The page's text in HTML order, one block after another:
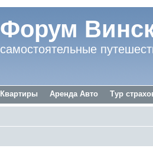
Форум
самостоятельные
Квартиры Аренда Авто Тур